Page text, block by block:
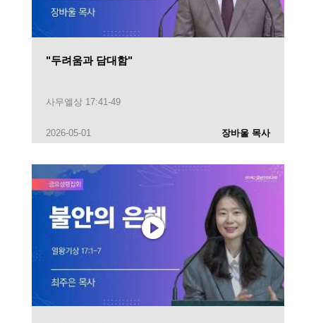
"두려움과 담대함"
사무엘상 17:41-49
2026-05-01 장바울 목사